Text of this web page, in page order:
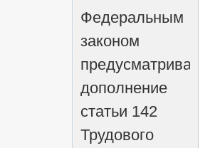
Федеральным
законом
дополнение
статьи 142
Трудового